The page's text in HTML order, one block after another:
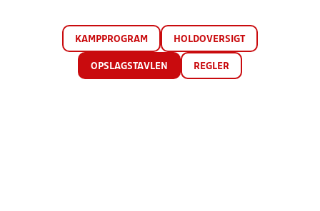
KAMPPROGRAM HOLDOVERSIGT
OPSLAGSTAVLEN REGLER